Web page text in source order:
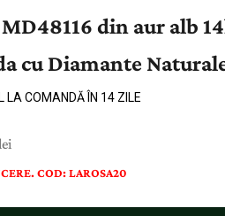
din aur alb
cu Diamante
LA COMANDĂ ÎN 14 ZILE
COD: LAROSA20